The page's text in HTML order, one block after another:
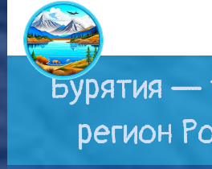
Бурятия —
регион